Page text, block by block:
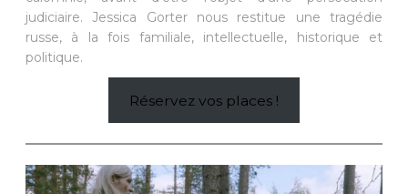
judiciaire. Jessica Gorter nous restitue une tragédie
russe, à la fois familiale, intellectuelle, historique et
politique.
Réservez vos places !